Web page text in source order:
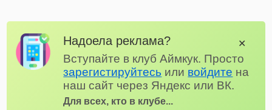
Надоела реклама?
Вступайте в клуб Аймкук. Просто
зарегистируйтесь или войдите на
наш сайт через Яндекс или ВК.
Для всех, кто в клубе...
✕